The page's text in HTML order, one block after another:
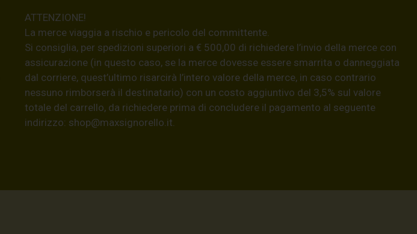
ATTENZIONE!
La merce viaggia a rischio e pericolo del committente.
Si consiglia, per spedizioni superiori a € 500,00 di richiedere l’invio della merce con
assicurazione (in questo caso, se la merce dovesse essere smarrita o danneggiata
dal corriere, quest’ultimo risarcirà l’intero valore della merce, in caso contrario
nessuno rimborserà il destinatario) con un costo aggiuntivo del 3,5% sul valore
totale del carrello, da richiedere prima di concludere il pagamento al seguente
indirizzo: shop@maxsignorello.it